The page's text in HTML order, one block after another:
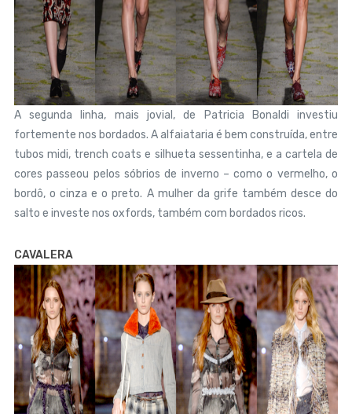
A segunda linha, mais jovial, de Patricia Bonaldi investiu
fortemente nos bordados. A alfaiataria é bem construída, entre
tubos midi, trench coats e silhueta sessentinha, e a cartela de
cores passeou pelos sóbrios de inverno – como o vermelho, o
bordô, o cinza e o preto. A mulher da grife também desce do
salto e investe nos oxfords, também com bordados ricos.
CAVALERA